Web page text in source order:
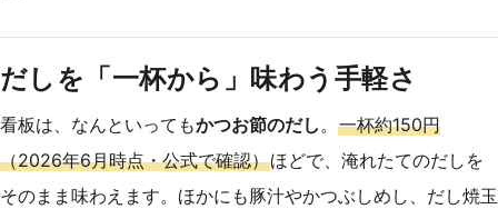
だしを「一杯から」味わう手軽さ
看板は、なんといってもかつお節のだし。 一杯約150円
（2026年6月時点・公式で確認）ほどで、淹れたてのだしを
そのまま味わえます。ほかにも豚汁やかつぶしめし、だし焼玉